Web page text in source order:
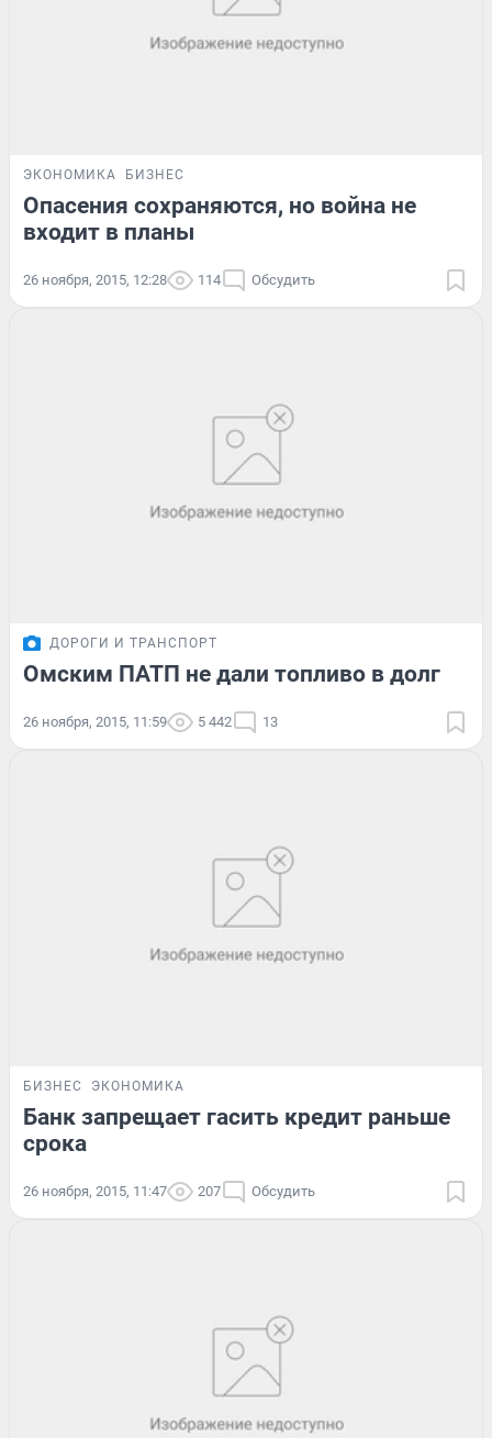
ЭКОНОМИКА БИЗНЕС
Опасения сохраняются, но война не
входит в планы
26 ноября, 2015, 12:28 114 Обсудить
ДОРОГИ И ТРАНСПОРТ
Омским ПАТП не дали топливо в долг
26 ноября, 2015, 11:59 5 442 13
БИЗНЕС ЭКОНОМИКА
Банк запрещает гасить кредит раньше
срока
26 ноября, 2015, 11:47 207 Обсудить